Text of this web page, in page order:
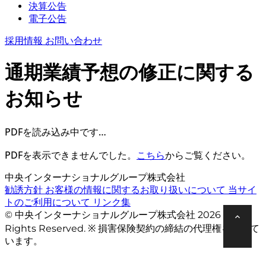
決算公告
電子公告
採用情報 お問い合わせ
通期業績予想の修正に関する
お知らせ
PDFを読み込み中です…
PDFを表示できませんでした。 こちらからご覧ください。
中央インターナショナルグループ株式会社
勧誘方針 お客様の情報に関するお取り扱いについて 当サイ
トのご利用について リンク集
© 中央インターナショナルグループ株式会社 2026 All
Rights Reserved. ※ 損害保険契約の締結の代理権を有して
います。